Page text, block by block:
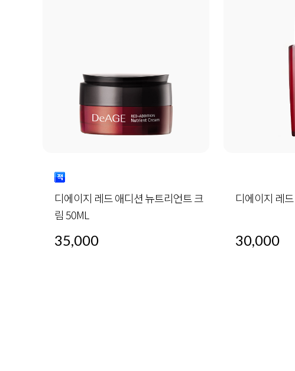
디에이지 레드 애디션 뉴트리언트 크
림 50ML
35,000
디에이지 레
30,000